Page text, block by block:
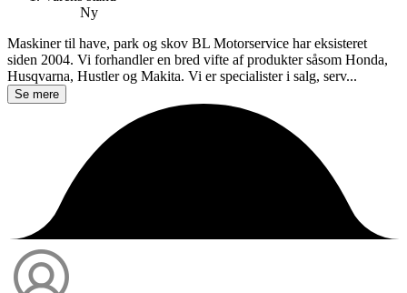
Ny
Maskiner til have, park og skov BL Motorservice har eksisteret
siden 2004. Vi forhandler en bred vifte af produkter såsom Honda,
Husqvarna, Hustler og Makita. Vi er specialister i salg, serv...
Se mere